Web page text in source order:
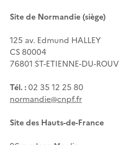
Site de Normandie (siège)
125 av. Edmund HALLEY
CS 80004
76801 ST-ETIENNE-DU-
Tél. :02 35 12 25 80
normandie@cnpf.fr
Site des Hauts-de-France